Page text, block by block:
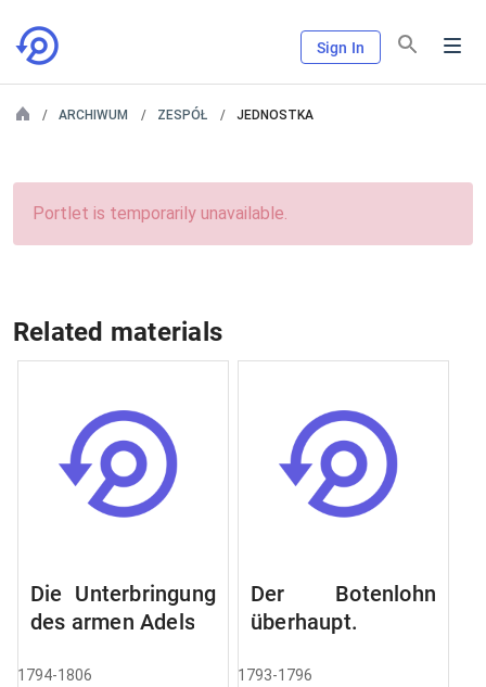
Sign In
ARCHIWUM ZESPÓŁ JEDNOSTKA
Portlet is temporarily unavailable.
Related materials
Die Unterbringung
des armen Adels.
1794-1806
Der Botenlohn
überhaupt.
1793-1796